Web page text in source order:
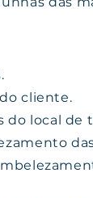
cliente.
do local de